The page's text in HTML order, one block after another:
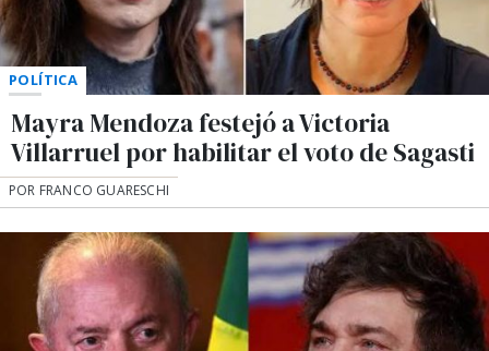
POLÍTICA
Mayra Mendoza festejó a Victoria
Villarruel por habilitar el voto de Sagasti
POR FRANCO GUARESCHI